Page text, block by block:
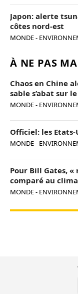
Japon: alerte
côtes nord-est
MONDE -
À NE PAS
Chaos en Chine
sable s’abat sur
MONDE -
Officiel: les
MONDE -
Pour Bill Gates,
comparé au
MONDE -